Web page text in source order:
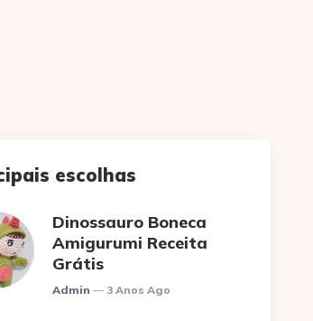
escolhas
Dinossauro Boneca
Amigurumi Receita
Grátis
Posted
Admin 3 Anos Ago